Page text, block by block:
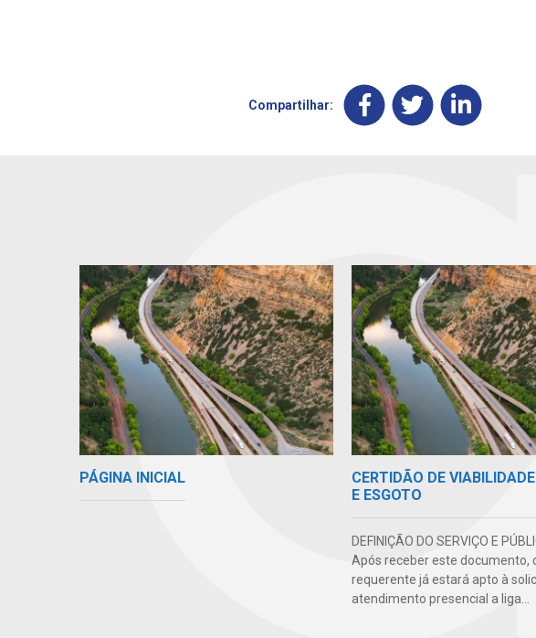
Compartilhar:
PÁGINA INICIAL
CERTIDÃO DE
E ESGOTO
DEFINIÇÃO DO SERVIÇO E
Após receber este documento,
requerente já estará apto à
atendimento presencial a liga...